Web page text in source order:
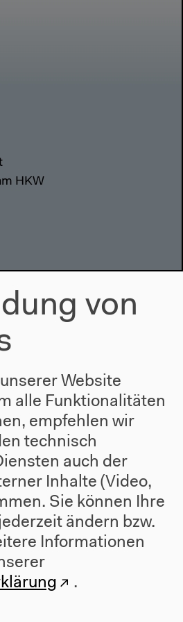
HKW
der Welt
Allee 10, 10557
von
Website
alle Funktionalitäten
empfehlen wir
technisch
auch der
Inhalte (Video,
Sie können Ihre
ändern bzw.
Informationen
.